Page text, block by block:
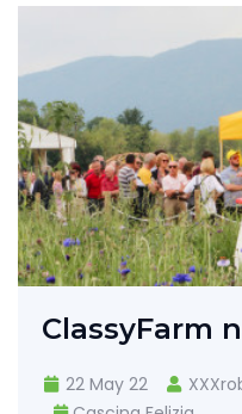
ClassyFarm
22 May 22